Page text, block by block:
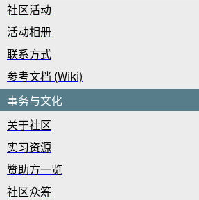
社区活动
活动相册
联系方式
参考文档 (Wiki)
事务与文化
关于社区
实习资源
赞助方一览
社区众筹